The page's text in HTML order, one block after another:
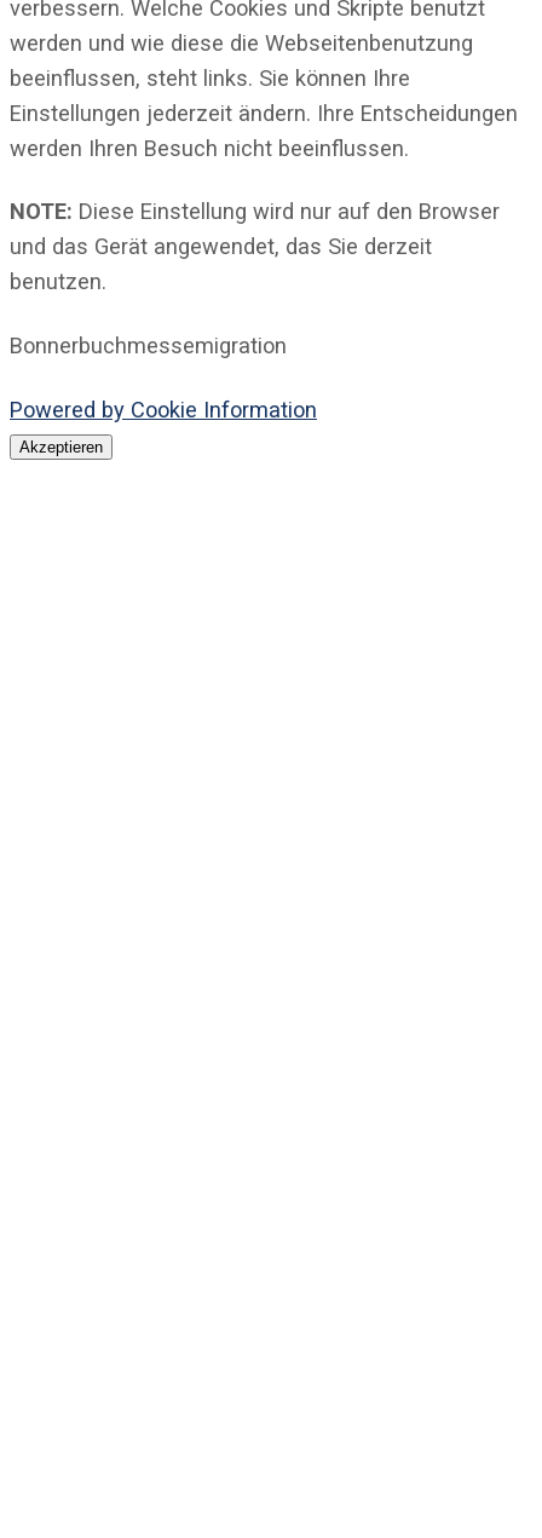
verbessern. Welche Cookies und Skripte benutzt
werden und wie diese die Webseitenbenutzung
beeinflussen, steht links. Sie können Ihre
Einstellungen jederzeit ändern. Ihre Entscheidungen
werden Ihren Besuch nicht beeinflussen.
NOTE: Diese Einstellung wird nur auf den Browser
und das Gerät angewendet, das Sie derzeit
benutzen.
Bonnerbuchmessemigration
Powered by Cookie Information
Akzeptieren